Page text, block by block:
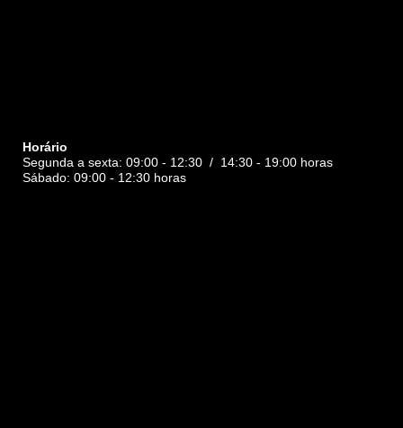
Horário
Segunda a sexta: 09:00 - 12:30 / 14:30 - 19:00 horas
Sábado: 09:00 - 12:30 horas